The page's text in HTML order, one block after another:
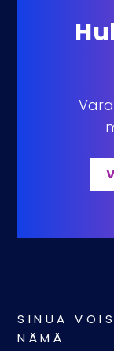
SINUA
NÄMÄ